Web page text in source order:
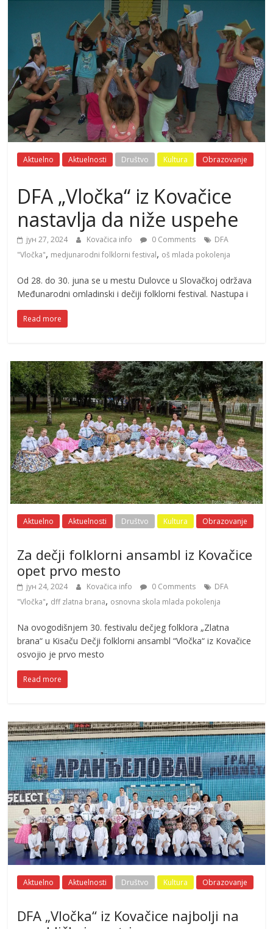
Aktuelno Aktuelnosti Društvo Kultura Obrazovanje
DFA „Vločka“ iz Kovačice
nastavlja da niže uspehe
јун 27, 2024 Kovačica info 0 Comments
DFA
"Vločka", medjunarodni folklorni festival, oš mlada pokolenja
Od 28. do 30. juna se u mestu Dulovce u Slovačkoj održava
Međunarodni omladinski i dečiji folklorni festival. Nastupa i
Read more
Aktuelno Aktuelnosti Društvo Kultura Obrazovanje
Za dečji folklorni ansambl iz Kovačice
opet prvo mesto
јун 24, 2024 Kovačica info 0 Comments
DFA
"Vločka", dff zlatna brana, osnovna skola mlada pokolenja
Na ovogodišnjem 30. festivalu dečjeg folklora „Zlatna
brana“ u Kisaču Dečji folklorni ansambl “Vločka“ iz Kovačice
osvojio je prvo mesto
Read more
Aktuelno Aktuelnosti Društvo Kultura Obrazovanje
DFA „Vločka“ iz Kovačice najbolji na